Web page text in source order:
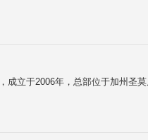
成立于2006年，总部位于加州圣